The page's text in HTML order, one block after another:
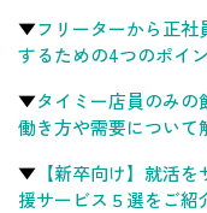
▼フリーターから正
するための4つのポイ
▼タイミー店員のみ
働き方や需要について
▼ 【新卒向け】就活
援サービス５選をご紹